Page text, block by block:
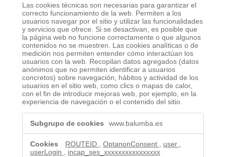
Las cookies técnicas son necesarias para garantizar el
correcto funcionamiento de la web. Permiten a los
usuarios navegar por el sitio y utilizar las funcionalidades
y servicios que ofrece. Si se desactivan, es posible que
la página web no funcione correctamente o que algunos
contenidos no se muestren. Las cookies analíticas o de
medición nos permiten entender cómo interactúan los
usuarios con la web. Recopilan datos agregados (datos
anónimos que no permiten identificar a usuarios
concretos) sobre navegación, hábitos y actividad de los
usuarios en el sitio web, como clics o mapas de calor,
con el fin de introducir mejoras web, por ejemplo, en la
experiencia de navegación o el contenido del sitio.
Cookies
técnicas
y
analíticas
www.balumba.es
ROUTEID OptanonConsent user
userLogin
incap_ses_xxxxxxxxxxxxxxxx